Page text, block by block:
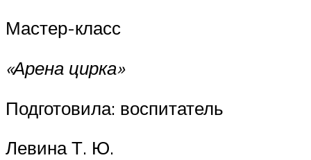
Мастер-класс
«Арена цирка»
Подготовила: воспитатель
Левина Т. Ю.